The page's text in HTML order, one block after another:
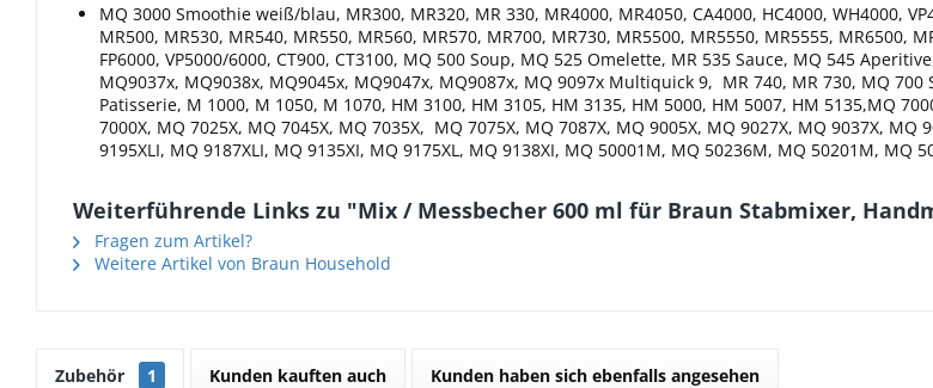
MQ 3000 Smoothie weiß/blau, MR300, MR320, MR 330, MR4000, MR4050, CA4000, HC4000, WH4000,
MR500, MR530, MR540, MR550, MR560, MR570, MR700, MR730, MR5500, MR5550, MR5555, MR6500,
FP6000, VP5000/6000, CT900, CT3100, MQ 500 Soup, MQ 525 Omelette, MR 535 Sauce, MQ 545
MQ9037x, MQ9038x, MQ9045x, MQ9047x, MQ9087x, MQ 9097x Multiquick 9, MR 740, MR 730, MQ
Patisserie, M 1000, M 1050, M 1070, HM 3100, HM 3105, HM 3135, HM 5000, HM 5007, HM 5135,MQ
7000X, MQ 7025X, MQ 7045X, MQ 7035X, MQ 7075X, MQ 7087X, MQ 9005X, MQ 9027X, MQ 9037X, MQ
9195XLI, MQ 9187XLI, MQ 9135XI, MQ 9175XL, MQ 9138XI, MQ 50001M, MQ 50236M, MQ 50201M,
Weiterführende Links zu "Mix / Messbecher 600 ml für Braun Stabmixer,
Fragen zum Artikel?
Weitere Artikel von Braun Household
Zubehör 1 Kunden kauften auch Kunden haben sich ebenfalls angesehen